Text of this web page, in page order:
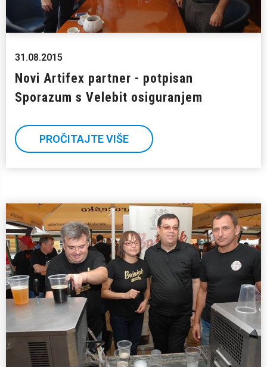
31.08.2015
Novi Artifex partner - potpisan
Sporazum s Velebit osiguranjem
PROČITAJTE VIŠE